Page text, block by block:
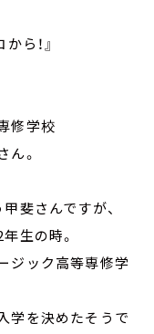
ら！』
修学校
。
斐さんですが、
生の時。
ジック高等専修学
学を決めたそうで